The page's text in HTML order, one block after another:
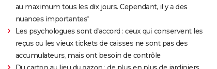
au maximum tous les dix jours. Cependant, il y a des
nuances importantes"
Les psychologues sont d'accord : ceux qui conservent les
reçus ou les vieux tickets de caisses ne sont pas des
accumulateurs, mais ont besoin de contrôle